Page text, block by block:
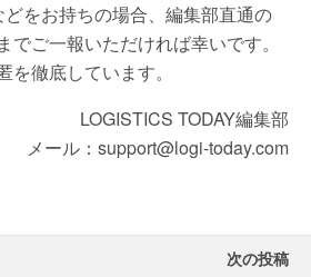
をお持ちの場合、編集部直通の
でご一報いただければ幸いです。
徹底しています。
LOGISTICS TODAY編集部
メール：support@logi-today.com
次の投稿